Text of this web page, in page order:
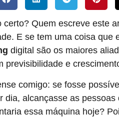
certo? Quem escreve este
E se tem uma coisa que
digital são os maiores
previsibilidade e
comigo: se fosse
dia, alcançasse as
essa máquina hoje?